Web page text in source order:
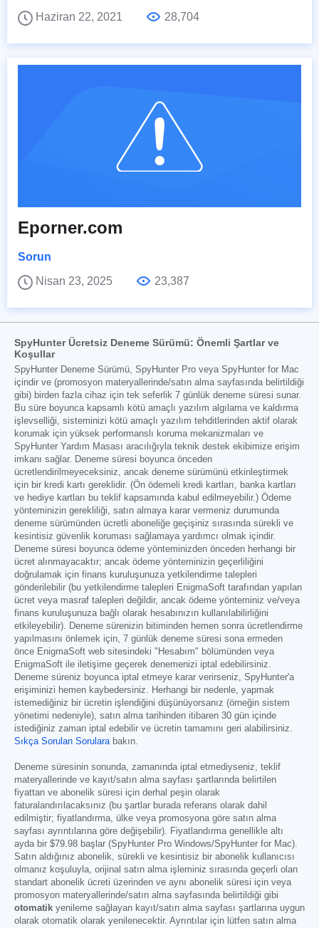
Haziran 22, 2021
28,704
Eporner.com
Sorun
Nisan 23, 2025
23,387
SpyHunter Ücretsiz Deneme Sürümü: Önemli Şartlar ve
Koşullar
SpyHunter Deneme Sürümü, SpyHunter Pro veya SpyHunter for Mac
içindir ve (promosyon materyallerinde/satın alma sayfasında belirtildiği
gibi) birden fazla cihaz için tek seferlik 7 günlük deneme süresi sunar.
Bu süre boyunca kapsamlı kötü amaçlı yazılım algılama ve kaldırma
işlevselliği, sisteminizi kötü amaçlı yazılım tehditlerinden aktif olarak
korumak için yüksek performanslı koruma mekanizmaları ve
SpyHunter Yardım Masası aracılığıyla teknik destek ekibimize erişim
imkanı sağlar. Deneme süresi boyunca önceden
ücretlendirilmeyeceksiniz, ancak deneme sürümünü etkinleştirmek
için bir kredi kartı gereklidir. (Ön ödemeli kredi kartları, banka kartları
ve hediye kartları bu teklif kapsamında kabul edilmeyebilir.) Ödeme
yönteminizin gerekliliği, satın almaya karar vermeniz durumunda
deneme sürümünden ücretli aboneliğe geçişiniz sırasında sürekli ve
kesintisiz güvenlik koruması sağlamaya yardımcı olmak içindir.
Deneme süresi boyunca ödeme yönteminizden önceden herhangi bir
ücret alınmayacaktır; ancak ödeme yönteminizin geçerliliğini
doğrulamak için finans kuruluşunuza yetkilendirme talepleri
gönderilebilir (bu yetkilendirme talepleri EnigmaSoft tarafından yapılan
ücret veya masraf talepleri değildir, ancak ödeme yönteminiz ve/veya
finans kuruluşunuza bağlı olarak hesabınızın kullanılabilirliğini
etkileyebilir). Deneme sürenizin bitiminden hemen sonra ücretlendirme
yapılmasını önlemek için, 7 günlük deneme süresi sona ermeden
önce EnigmaSoft web sitesindeki "Hesabım" bölümünden veya
EnigmaSoft ile iletişime geçerek denemenizi iptal edebilirsiniz.
Deneme süreniz boyunca iptal etmeye karar verirseniz, SpyHunter'a
erişiminizi hemen kaybedersiniz. Herhangi bir nedenle, yapmak
istemediğiniz bir ücretin işlendiğini düşünüyorsanız (örneğin sistem
yönetimi nedeniyle), satın alma tarihinden itibaren 30 gün içinde
istediğiniz zaman iptal edebilir ve ücretin tamamını geri alabilirsiniz.
Sıkça Sorulan Sorularabakın.
Deneme süresinin sonunda, zamanında iptal etmediyseniz, teklif
materyallerinde ve kayıt/satın alma sayfası şartlarında belirtilen
fiyattan ve abonelik süresi için derhal peşin olarak
faturalandırılacaksınız (bu şartlar burada referans olarak dahil
edilmiştir; fiyatlandırma, ülke veya promosyona göre satın alma
sayfası ayrıntılarına göre değişebilir). Fiyatlandırma genellikle altı
ayda bir $79.98 başlar (SpyHunter Pro Windows/SpyHunter for Mac).
Satın aldığınız abonelik, sürekli ve kesintisiz bir abonelik kullanıcısı
olmanız koşuluyla, orijinal satın alma işleminiz sırasında geçerli olan
standart abonelik ücreti üzerinden ve aynı abonelik süresi için veya
promosyon materyallerinde/satın alma sayfasında belirtildiği gibi
otomatik yenileme sağlayan kayıt/satın alma sayfası şartlarına uygun
olarak otomatik olarak yenilenecektir. Ayrıntılar için lütfen satın alma